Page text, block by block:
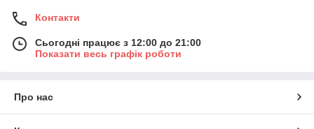
Контакти
Сьогодні працює з 12:00 до 21:00
Показати весь графік роботи
Про нас